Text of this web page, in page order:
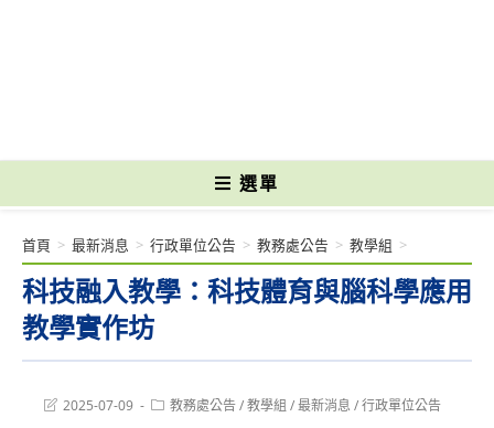
選單
科技融入教學：科技體育與腦科學應用
教學實作坊
首頁 > 最新消息 > 行政單位公告 > 教務處公告 > 教學組 >
Post2025-07-09
Post教務處公告/教學組 /最新消息 /行政單位公告